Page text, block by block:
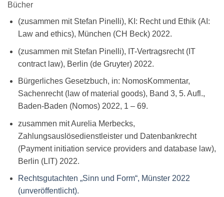
Bücher
(zusammen mit Stefan Pinelli), KI: Recht und Ethik (AI:
Law and ethics), München (CH Beck) 2022.
(zusammen mit Stefan Pinelli), IT-Vertragsrecht (IT
contract law), Berlin (de Gruyter) 2022.
Bürgerliches Gesetzbuch, in: NomosKommentar,
Sachenrecht (law of material goods), Band 3, 5. Aufl.,
Baden-Baden (Nomos) 2022, 1 – 69.
zusammen mit Aurelia Merbecks,
Zahlungsauslösedienstleister und Datenbankrecht
(Payment initiation service providers and database law),
Berlin (LIT) 2022.
Rechtsgutachten „Sinn und Form“, Münster 2022
(unveröffentlicht).